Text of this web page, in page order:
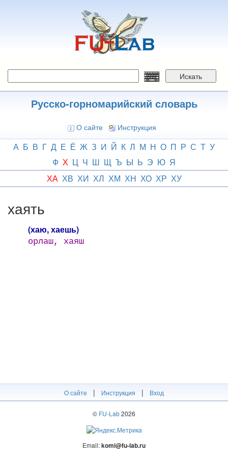
Искать
Русско-горномарийский словарь
О сайте Инструкция
А Б В Г Д Е Ё Ж З И Й К Л М Н О П Р С Т У
Ф Х Ц Ч Ш Щ Ъ Ы Ь Э Ю Я
ХА ХВ ХИ ХЛ ХМ ХН ХО ХР ХУ
хаять
(хаю, хаешь)
орлаш, хаяш
О сайте | Инструкция | Вход
© FU-Lab2026
Email:komi@fu-lab.ru